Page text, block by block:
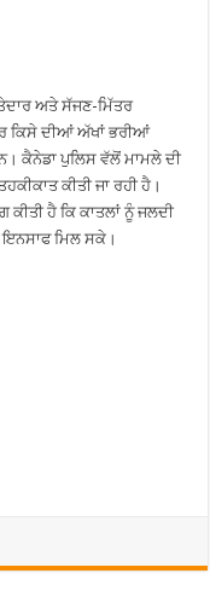
ਅਤੇ ਸੱਜਣ-ਮਿੱਤਰ
ਕਿਸੇ ਦੀਆਂ ਅੱਖਾਂ ਭਰੀਆਂ
ਕੈਨੇਡਾ ਪੁਲਿਸ ਵੱਲੋਂ ਮਾਮਲੇ ਦੀ
ਕੀਤੀ ਜਾ ਰਹੀ ਹੈ।
ਹੈ ਕਿ ਕਾਤਲਾਂ ਨੂੰ ਜਲਦੀ
ਇਨਸਾਫ ਮਿਲ ਸਕੇ।